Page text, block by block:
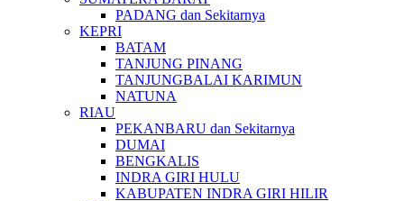
PADANG dan Sekitarnya
KEPRI
BATAM
TANJUNG PINANG
TANJUNGBALAI KARIMUN
NATUNA
RIAU
PEKANBARU dan Sekitarnya
DUMAI
BENGKALIS
INDRA GIRI HULU
KABUPATEN INDRA GIRI HILIR